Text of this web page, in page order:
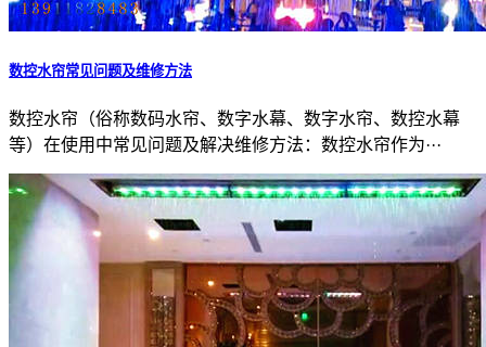
数控水帘常见问题及维修方法
数控水帘（俗称数码水帘、数字水幕、数字水帘、数控水幕
等）在使用中常见问题及解决维修方法：数控水帘作为···